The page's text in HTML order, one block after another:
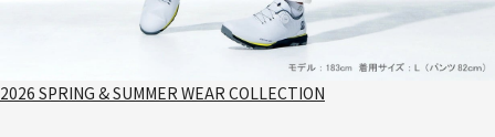
2026 SPRING & SUMMER WEAR COLLECTION